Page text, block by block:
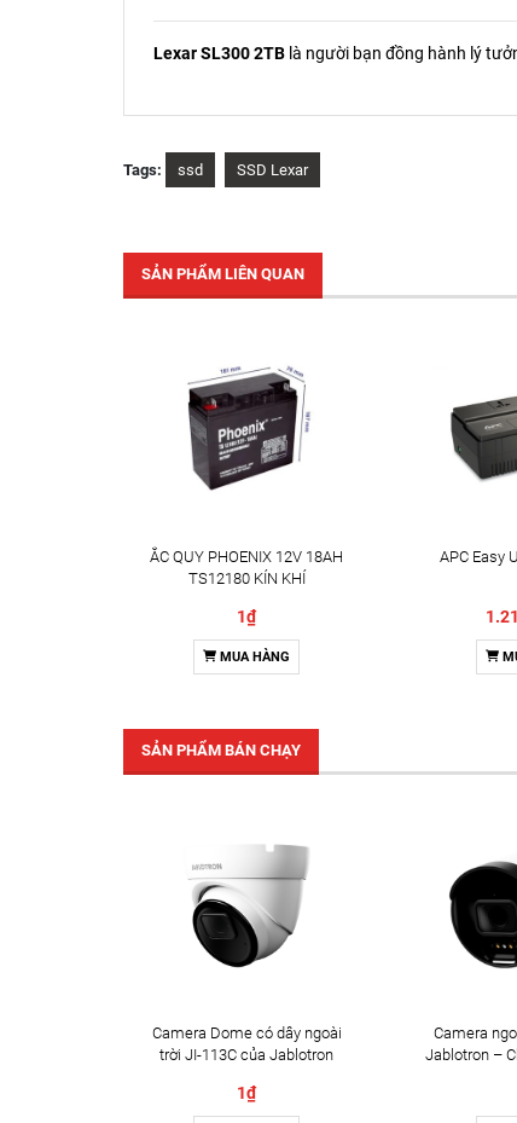
Lexar SL300 2TB là người bạn đồng hành lý
Tags: ssd SSD Lexar
SẢN PHẨM LIÊN QUAN
ẮC QUY PHOENIX 12V 18AH
TS12180 KÍN KHÍ
1₫
MUA HÀNG
APC Easy
SẢN PHẨM BÁN CHẠY
Camera Dome có dây ngoài
trời JI-113C của Jablotron
1₫
Camera
Jablotron –